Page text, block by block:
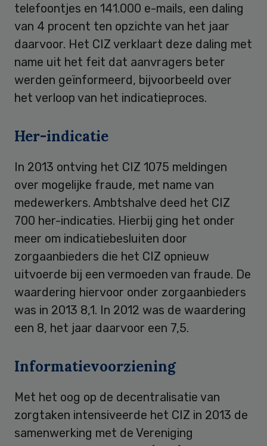
telefoontjes en 141.000 e-mails, een daling
van 4 procent ten opzichte van het jaar
daarvoor. Het CIZ verklaart deze daling met
name uit het feit dat aanvragers beter
werden geïnformeerd, bijvoorbeeld over
het verloop van het indicatieproces.
Her-indicatie
In 2013 ontving het CIZ 1075 meldingen
over mogelijke fraude, met name van
medewerkers. Ambtshalve deed het CIZ
700 her-indicaties. Hierbij ging het onder
meer om indicatiebesluiten door
zorgaanbieders die het CIZ opnieuw
uitvoerde bij een vermoeden van fraude. De
waardering hiervoor onder zorgaanbieders
was in 2013 8,1. In 2012 was de waardering
een 8, het jaar daarvoor een 7,5.
Informatievoorziening
Met het oog op de decentralisatie van
zorgtaken intensiveerde het CIZ in 2013 de
samenwerking met de Vereniging